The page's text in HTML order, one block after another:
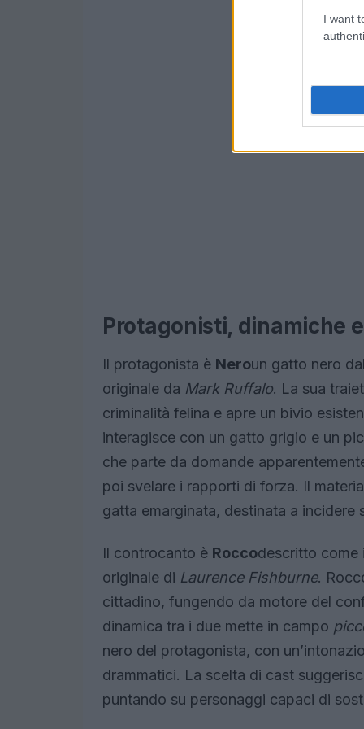
I want
Protagonisti, dinamiche
Il protagonista è Neroun gatto nero
originale da Mark Ruffalo. La sua
criminalità felina e apre un bivio
interagisce con un gatto grigio e un
che parte da domande
poi svelare i rapporti di forza. Il
gatta emarginata, destinata a incidere
Il controcanto è Roccodescritto come
originale di Laurence Fishburne.
cittadino, fungendo da motore del
dinamica tra i due mette in campo
nero del protagonista, con
drammatici. La scelta di cast
puntando su personaggi capaci di